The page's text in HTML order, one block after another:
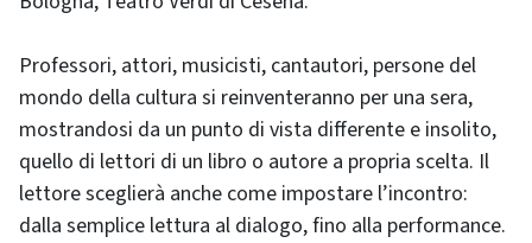
Professori, attori, musicisti, cantautori, persone del
mondo della cultura si reinventeranno per una sera,
mostrandosi da un punto di vista differente e insolito,
quello di lettori di un libro o autore a propria scelta. Il
lettore sceglierà anche come impostare l’incontro:
dalla semplice lettura al dialogo, fino alla performance.